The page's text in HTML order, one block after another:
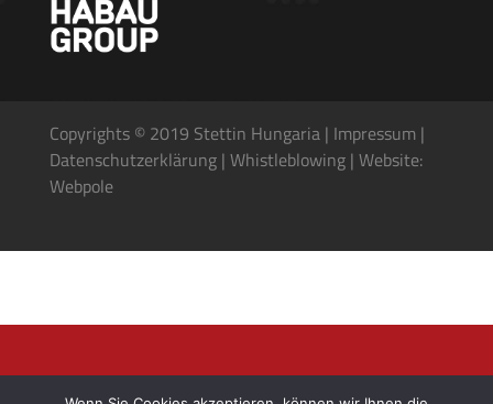
Copyrights © 2019 Stettin Hungaria | Impressum |
Datenschutzerklärung| Whistleblowing| Website:
Webpole